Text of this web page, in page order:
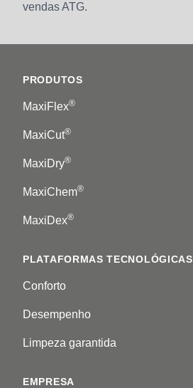
vendas ATG.
PRODUTOS
MaxiFlex®
MaxiCut®
MaxiDry®
MaxiChem®
MaxiDex®
PLATAFORMAS TECNOLÓGICAS
Conforto
Desempenho
Limpeza garantida
EMPRESA